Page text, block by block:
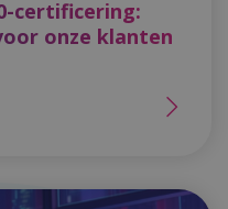
certificering:
onze klanten